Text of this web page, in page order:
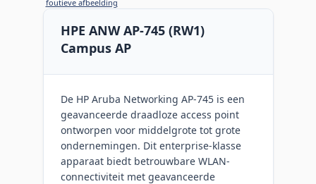
foutieve afbeelding
HPE ANW AP-745 (RW1)
Campus AP
De HP Aruba Networking AP-745 is een
geavanceerde draadloze access point
ontworpen voor middelgrote tot grote
ondernemingen. Dit enterprise-klasse
apparaat biedt betrouwbare WLAN-
connectiviteit met geavanceerde